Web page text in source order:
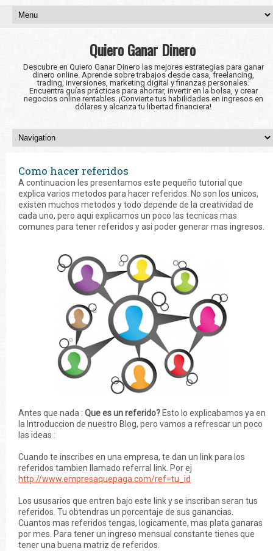
Quiero Ganar Dinero
Descubre en Quiero Ganar Dinero las mejores estrategias para ganar
dinero online. Aprende sobre trabajos desde casa, freelancing,
trading, inversiones, marketing digital y finanzas personales.
Encuentra guías prácticas para ahorrar, invertir en la bolsa, y crear
negocios online rentables. ¡Convierte tus habilidades en ingresos en
dólares y alcanza tu libertad financiera!
Como hacer referidos
A continuacion les presentamos este pequeño tutorial que
explica varios metodos para hacer referidos. No son los unicos,
existen muchos metodos y todo depende de la creatividad de
cada uno, pero aqui explicamos un poco las tecnicas mas
comunes para tener referidos y asi poder generar mas ingresos.
Antes que nada : Que es un referido? Esto lo explicabamos ya en
la Introduccion de nuestro Blog, pero vamos a refrescar un poco
las ideas :
Cuando te inscribes en una empresa, te dan un link para los
referidos tambien llamado referral link. Por ej
http://www.empresaquepaga.com/ref=tu_id
Los ususarios que entren bajo este link y se inscriban seran tus
referidos. Tu obtendras un porcentaje de sus ganancias.
Cuantos mas referidos tengas, logicamente, mas plata ganaras
por mes. Para tener un ingreso mensual constante tienes que
tener una buena matriz de referidos.